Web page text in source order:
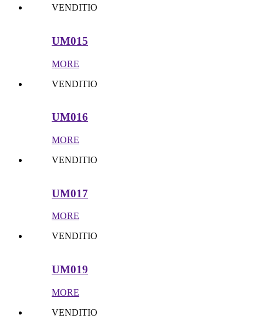
VENDITIO
UM015
MORE
VENDITIO
UM016
MORE
VENDITIO
UM017
MORE
VENDITIO
UM019
MORE
VENDITIO